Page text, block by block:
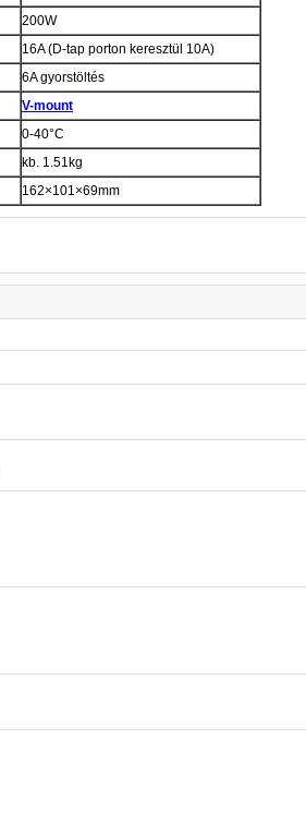
200W
16A (D-tap porton keresztül 10A)
6A gyorstöltés
V-mount
0-40°C
kb. 1.51kg
162×101×69mm